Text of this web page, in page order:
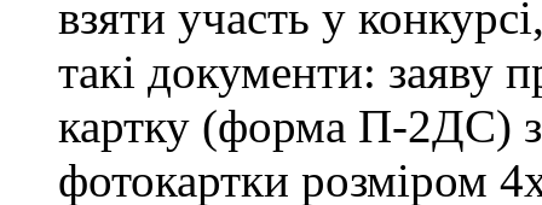
взяти участь у
такі документи: заяву
картку (форма П-2ДС) з
фотокартки розміром